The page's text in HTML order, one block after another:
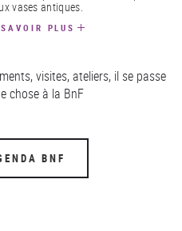
vases antiques.
PLUS
visites, ateliers, il se passe
chose à la BnF
BNF